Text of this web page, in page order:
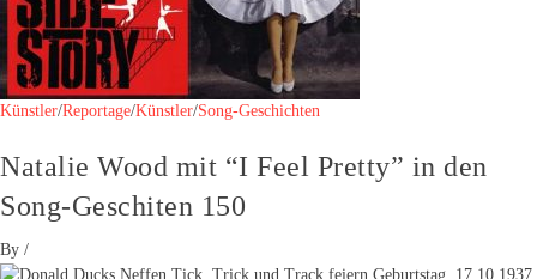
Künstler/Reportage/Künstler/Song-Geschichten
Natalie Wood mit “I Feel Pretty” in den
Song-Geschiten 150
By /